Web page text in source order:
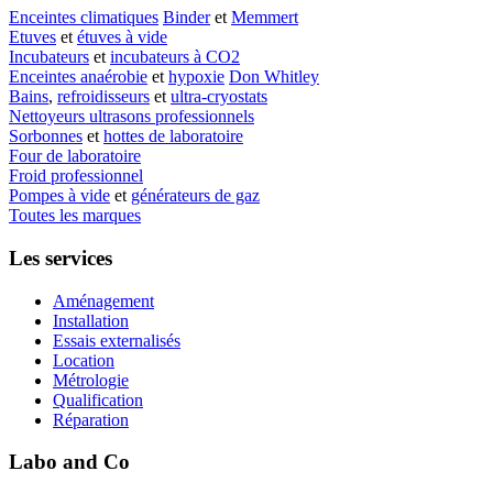
Enceintes climatiques Binderet Memmert
Etuves et étuves à vide
Incubateurs et incubateurs à CO2
Enceintes anaérobie et hypoxie Don Whitley
Bains, refroidisseurs et ultra-cryostats
Nettoyeurs ultrasons professionnels
Sorbonnes et hottes de laboratoire
Four de laboratoire
Froid professionnel
Pompes à vide et générateurs de gaz
Toutes les marques
Les services
Aménagement
Installation
Essais externalisés
Location
Métrologie
Qualification
Réparation
Labo and Co